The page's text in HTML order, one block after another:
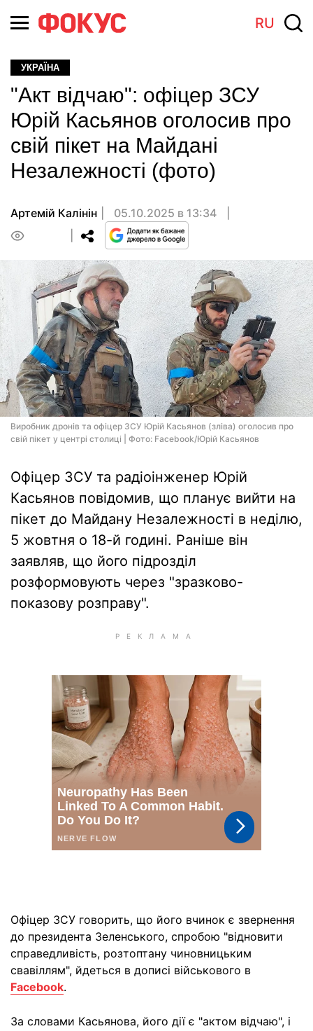
RU
УКРАЇНА
"Акт відчаю": офіцер ЗСУ
Юрій Касьянов оголосив про
свій пікет на Майдані
Незалежності (фото)
Артемій Калінін
05.10.2025 в 13:34
Виробник дронів та офіцер ЗСУ Юрій Касьянов (зліва) оголосив про
свій пікет у центрі столиці | Фото: Facebook/Юрій Касьянов
Офіцер ЗСУ та радіоінженер Юрій
Касьянов повідомив, що планує вийти на
пікет до Майдану Незалежності в неділю,
5 жовтня о 18-й годині. Раніше він
заявляв, що його підрозділ
розформовують через "зразково-
показову розправу".
Офіцер ЗСУ говорить, що його вчинок є звернення
до президента Зеленського, спробою "відновити
справедливість, розтоптану чиновницьким
свавіллям", йдеться в дописі військового в
Facebook.
За словами Касьянова, його дії є "актом відчаю", і